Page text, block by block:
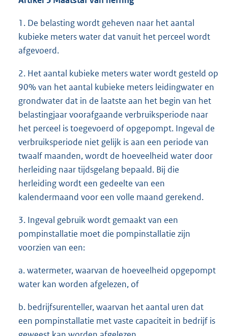
1. De belasting wordt geheven naar het aantal
kubieke meters water dat vanuit het perceel wordt
afgevoerd.
2. Het aantal kubieke meters water wordt gesteld op
90% van het aantal kubieke meters leidingwater en
grondwater dat in de laatste aan het begin van het
belastingjaar voorafgaande verbruiksperiode naar
het perceel is toegevoerd of opgepompt. Ingeval de
verbruiksperiode niet gelijk is aan een periode van
twaalf maanden, wordt de hoeveelheid water door
herleiding naar tijdsgelang bepaald. Bij die
herleiding wordt een gedeelte van een
kalendermaand voor een volle maand gerekend.
3. Ingeval gebruik wordt gemaakt van een
pompinstallatie moet die pompinstallatie zijn
voorzien van een:
a. watermeter, waarvan de hoeveelheid opgepompt
water kan worden afgelezen, of
b. bedrijfsurenteller, waarvan het aantal uren dat
een pompinstallatie met vaste capaciteit in bedrijf is